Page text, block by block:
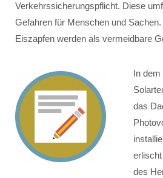
Verkehrssicherungspflicht. Diese
Gefahren für Menschen und
Eiszapfen werden als vermeidbare
In
das
des